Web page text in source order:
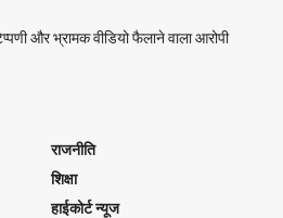
और भ्रामक वीडियो फैलाने वाला आरोपी
राजनीति
शिक्षा
हाईकोर्ट न्यूज